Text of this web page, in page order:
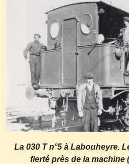
La 030 T n°5 à Labouheyre.
fierté près de la machine